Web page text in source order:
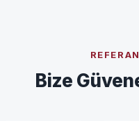
Bize